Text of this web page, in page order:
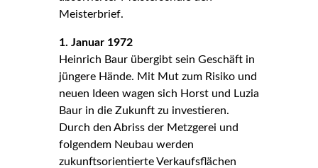
Meisterbrief.
1. Januar 1972
Heinrich Baur übergibt sein Geschäft in
jüngere Hände. Mit Mut zum Risiko und
neuen Ideen wagen sich Horst und Luzia
Baur in die Zukunft zu investieren.
Durch den Abriss der Metzgerei und
folgendem Neubau werden
zukunftsorientierte Verkaufsflächen